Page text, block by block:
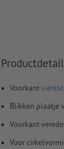
Inhoud van
Hoe maak ik
Voorkant
Blikken plaatje
Voorkant
Voor